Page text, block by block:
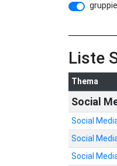
Liste
Thema
Social
Social
Social
Social